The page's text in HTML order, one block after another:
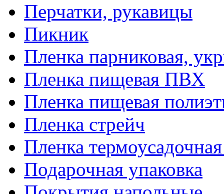
Перчатки, рукавицы
Пикник
Пленка парниковая,
Пленка пищевая ПВХ
Пленка пищевая
Пленка стрейч
Пленка
Подарочная упаковка